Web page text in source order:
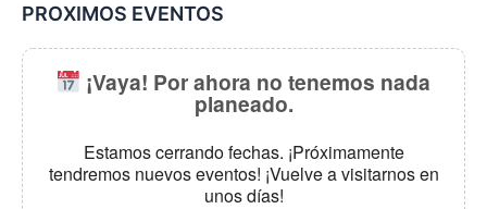
PROXIMOS EVENTOS
¡Vaya! Por ahora no tenemos nada
planeado.
Estamos cerrando fechas. ¡Próximamente
tendremos nuevos eventos! ¡Vuelve a visitarnos en
unos días!